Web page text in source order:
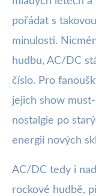
pořádat s
minulosti.
hudbu, AC/DC
číslo. Pro
jejich show
nostalgie po
energií nových
AC/DC tedy i
rockové hudbě,